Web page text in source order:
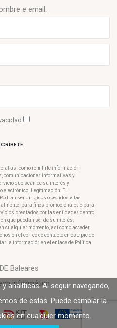
e email.
así como remitirle información
comunicaciones informativas y
que sean de su interés y
electrónico. Legitimación: El
ser dirigidos o cedidos a las
para fines promocionales o para
prestados por las entidades dentro
que puedan ser de su interés.
cualquier momento, así como acceder,
en el correo de contacto en este pie de
la información en el enlace de Política
Baleares
informática
analíticas. Al seguir navegando,
de estas. Puede cambiar la
en cualquier momento.